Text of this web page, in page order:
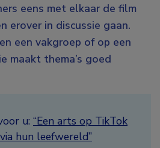
eens met elkaar de film
erover in discussie gaan.
een vakgroep of op een
maakt thema’s goed
u: “Een arts op TikTok
hun leefwereld”